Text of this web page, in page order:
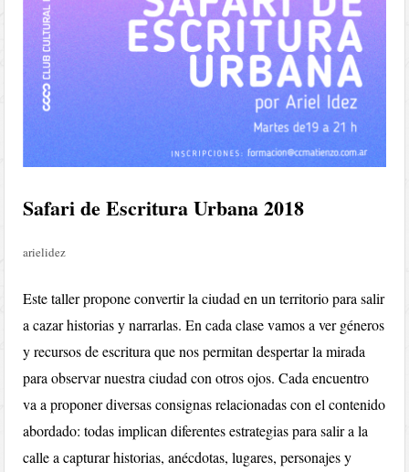
Safari de Escritura Urbana 2018
arielidez
Este taller propone convertir la ciudad en un territorio para salir
a cazar historias y narrarlas. En cada clase vamos a ver géneros
y recursos de escritura que nos permitan despertar la mirada
para observar nuestra ciudad con otros ojos. Cada encuentro
va a proponer diversas consignas relacionadas con el contenido
abordado: todas implican diferentes estrategias para salir a la
calle a capturar historias, anécdotas, lugares, personajes y